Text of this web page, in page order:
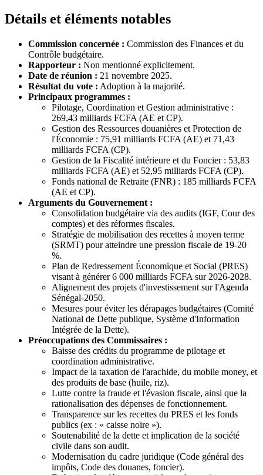
Détails et éléments notables
Commission concernée : Commission des Finances et du
Contrôle budgétaire.
Rapporteur : Non mentionné explicitement.
Date de réunion : 21 novembre 2025.
Résultat du vote : Adoption à la majorité.
Principaux programmes :
Pilotage, Coordination et Gestion administrative :
269,43 milliards FCFA (AE et CP).
Gestion des Ressources douanières et Protection de
l'Économie : 75,91 milliards FCFA (AE) et 71,43
milliards FCFA (CP).
Gestion de la Fiscalité intérieure et du Foncier : 53,83
milliards FCFA (AE) et 52,95 milliards FCFA (CP).
Fonds national de Retraite (FNR) : 185 milliards FCFA
(AE et CP).
Arguments du Gouvernement :
Consolidation budgétaire via des audits (IGF, Cour des
comptes) et des réformes fiscales.
Stratégie de mobilisation des recettes à moyen terme
(SRMT) pour atteindre une pression fiscale de 19-20
%.
Plan de Redressement Économique et Social (PRES)
visant à générer 6 000 milliards FCFA sur 2026-2028.
Alignement des projets d'investissement sur l'Agenda
Sénégal-2050.
Mesures pour éviter les dérapages budgétaires (Comité
National de Dette publique, Système d'Information
Intégrée de la Dette).
Préoccupations des Commissaires :
Baisse des crédits du programme de pilotage et
coordination administrative.
Impact de la taxation de l'arachide, du mobile money, et
des produits de base (huile, riz).
Lutte contre la fraude et l'évasion fiscale, ainsi que la
rationalisation des dépenses de fonctionnement.
Transparence sur les recettes du PRES et les fonds
publics (ex : « caisse noire »).
Soutenabilité de la dette et implication de la société
civile dans son audit.
Modernisation du cadre juridique (Code général des
impôts, Code des douanes, foncier).